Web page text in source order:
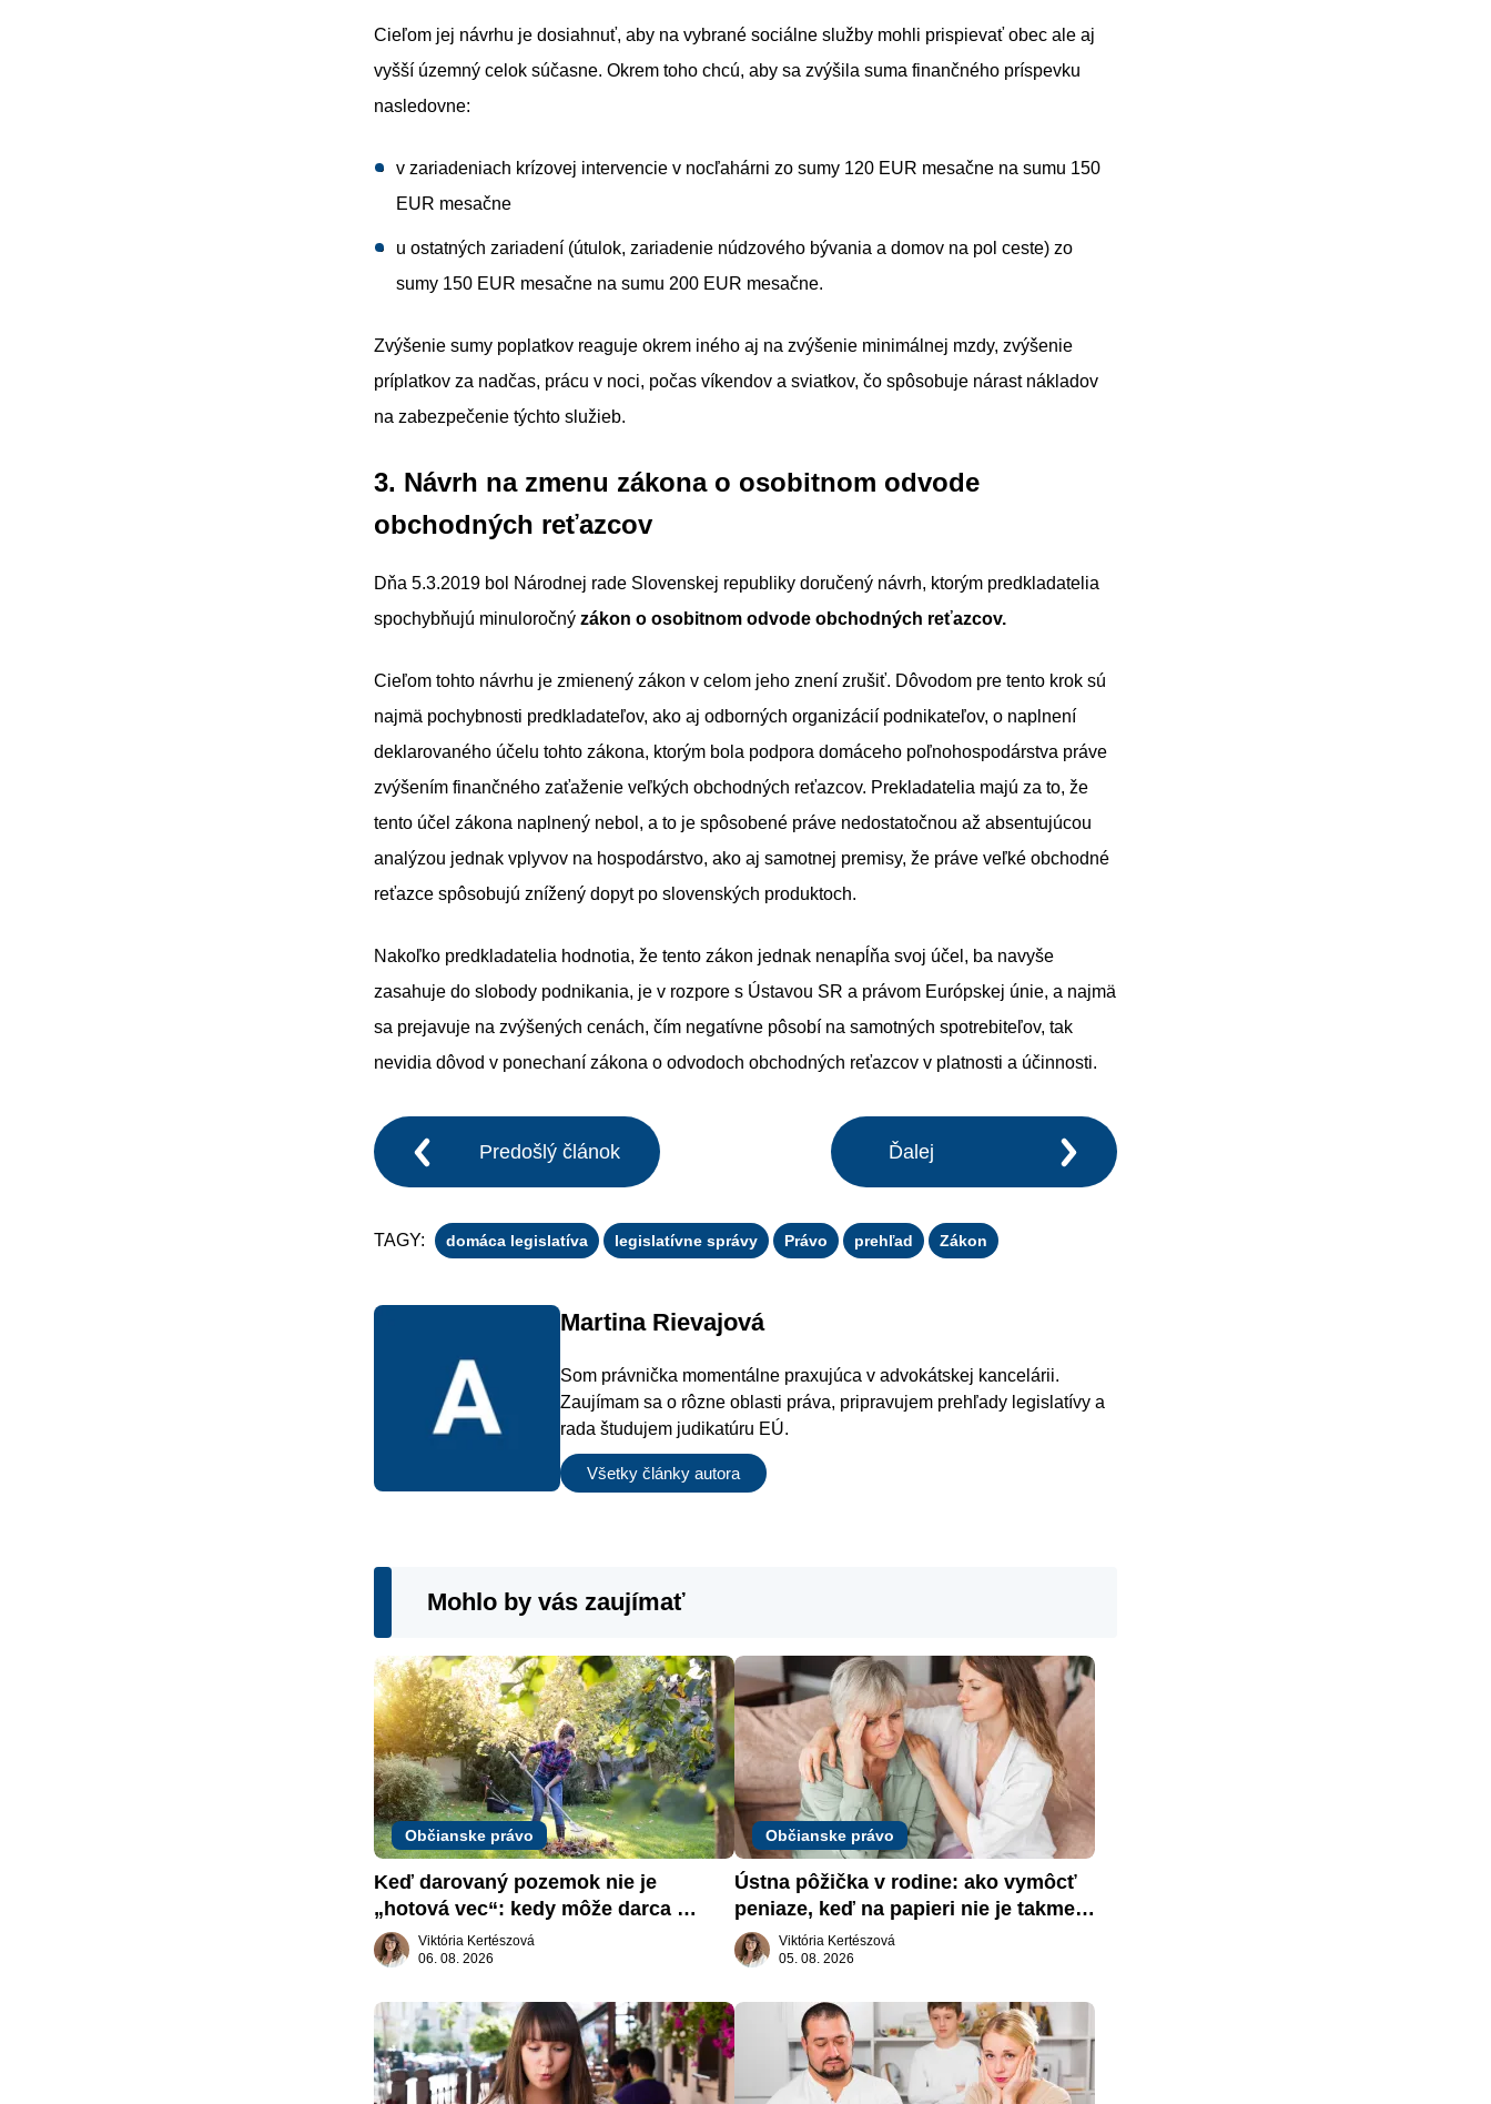
Cieľom jej návrhu je dosiahnuť, aby na vybrané sociálne služby mohli prispievať obec ale aj
vyšší územný celok súčasne. Okrem toho chcú, aby sa zvýšila suma finančného príspevku
nasledovne:
v zariadeniach krízovej intervencie v nocľahárni zo sumy 120 EUR mesačne na sumu 150
EUR mesačne
u ostatných zariadení (útulok, zariadenie núdzového bývania a domov na pol ceste) zo
sumy 150 EUR mesačne na sumu 200 EUR mesačne.
Zvýšenie sumy poplatkov reaguje okrem iného aj na zvýšenie minimálnej mzdy, zvýšenie
príplatkov za nadčas, prácu v noci, počas víkendov a sviatkov, čo spôsobuje nárast nákladov
na zabezpečenie týchto služieb.
3. Návrh na zmenu zákona o osobitnom odvode
obchodných reťazcov
Dňa 5.3.2019 bol Národnej rade Slovenskej republiky doručený návrh, ktorým predkladatelia
spochybňujú minuloročný zákon o osobitnom odvode obchodných reťazcov.
Cieľom tohto návrhu je zmienený zákon v celom jeho znení zrušiť. Dôvodom pre tento krok sú
najmä pochybnosti predkladateľov, ako aj odborných organizácií podnikateľov, o naplnení
deklarovaného účelu tohto zákona, ktorým bola podpora domáceho poľnohospodárstva práve
zvýšením finančného zaťaženie veľkých obchodných reťazcov. Prekladatelia majú za to, že
tento účel zákona naplnený nebol, a to je spôsobené práve nedostatočnou až absentujúcou
analýzou jednak vplyvov na hospodárstvo, ako aj samotnej premisy, že práve veľké obchodné
reťazce spôsobujú znížený dopyt po slovenských produktoch.
Nakoľko predkladatelia hodnotia, že tento zákon jednak nenapĺňa svoj účel, ba navyše
zasahuje do slobody podnikania, je v rozpore s Ústavou SR a právom Európskej únie, a najmä
sa prejavuje na zvýšených cenách, čím negatívne pôsobí na samotných spotrebiteľov, tak
nevidia dôvod v ponechaní zákona o odvodoch obchodných reťazcov v platnosti a účinnosti.
Predošlý článok Ďalej
TAGY: domáca legislatíva legislatívne správy Právo prehľad Zákon
Martina Rievajová
Som právnička momentálne praxujúca v advokátskej kancelárii.
Zaujímam sa o rôzne oblasti práva, pripravujem prehľady legislatívy a
rada študujem judikatúru EÚ.
Všetky články autora
Mohlo by vás zaujímať
Občianske právo
Keď darovaný pozemok nie je
„hotová vec“: kedy môže darca
žiadať dar späť
Viktória Kertészová
06. 08. 2026
Občianske právo
Ústna pôžička v rodine: ako vymôcť
peniaze, keď na papieri nie je takmer
nič
Viktória Kertészová
05. 08. 2026